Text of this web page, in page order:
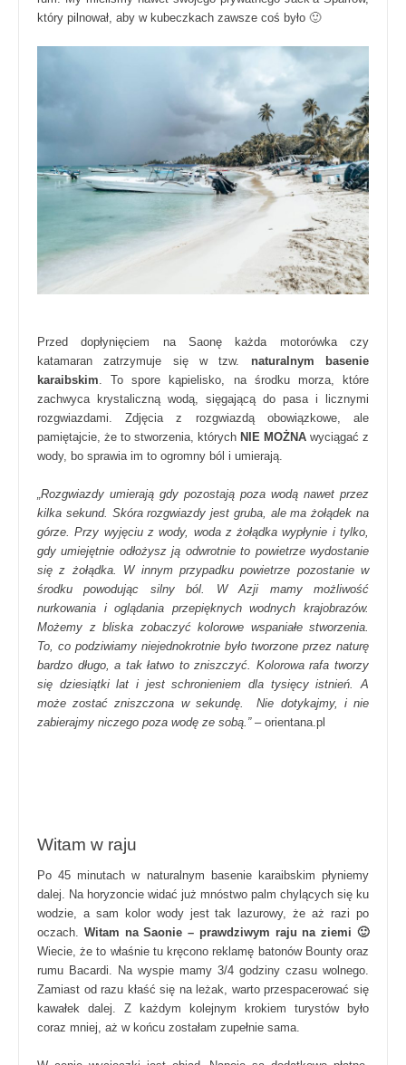
który pilnował, aby w kubeczkach zawsze coś było 🙂
Przed dopłynięciem na Saonę każda motorówka czy
katamaran zatrzymuje się w tzw. naturalnym basenie
karaibskim. To spore kąpielisko, na środku morza, które
zachwyca krystaliczną wodą, sięgającą do pasa i licznymi
rozgwiazdami. Zdjęcia z rozgwiazdą obowiązkowe, ale
pamiętajcie, że to stworzenia, których NIE MOŻNA wyciągać z
wody, bo sprawia im to ogromny ból i umierają.
„Rozgwiazdy umierają gdy pozostają poza wodą nawet przez
kilka sekund. Skóra rozgwiazdy jest gruba, ale ma żołądek na
górze. Przy wyjęciu z wody, woda z żołądka wypłynie i tylko,
gdy umiejętnie odłożysz ją odwrotnie to powietrze wydostanie
się z żołądka. W innym przypadku powietrze pozostanie w
środku powodując silny ból. W Azji mamy możliwość
nurkowania i oglądania przepięknych wodnych krajobrazów.
Możemy z bliska zobaczyć kolorowe wspaniałe stworzenia.
To, co podziwiamy niejednokrotnie było tworzone przez naturę
bardzo długo, a tak łatwo to zniszczyć. Kolorowa rafa tworzy
się dziesiątki lat i jest schronieniem dla tysięcy istnień. A
może zostać zniszczona w sekundę. Nie dotykajmy, i nie
zabierajmy niczego poza wodę ze sobą.”– orientana.pl
Witam w raju
Po 45 minutach w naturalnym basenie karaibskim płyniemy
dalej. Na horyzoncie widać już mnóstwo palm chylących się ku
wodzie, a sam kolor wody jest tak lazurowy, że aż razi po
oczach. Witam na Saonie – prawdziwym raju na ziemi 🙂
Wiecie, że to właśnie tu kręcono reklamę batonów Bounty oraz
rumu Bacardi. Na wyspie mamy 3/4 godziny czasu wolnego.
Zamiast od razu kłaść się na leżak, warto przespacerować się
kawałek dalej. Z każdym kolejnym krokiem turystów było
coraz mniej, aż w końcu zostałam zupełnie sama.